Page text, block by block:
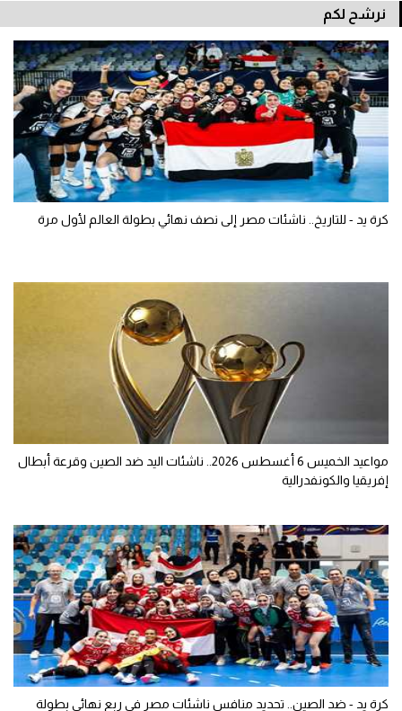
نرشح لكم
كرة يد - للتاريخ.. ناشئات مصر إلى نصف نهائي بطولة العالم لأول مرة
مواعيد الخميس 6 أغسطس 2026.. ناشئات اليد ضد الصين وقرعة أبطال
إفريقيا والكونفدرالية
كرة يد - ضد الصين.. تحديد منافس ناشئات مصر في ربع نهائي بطولة